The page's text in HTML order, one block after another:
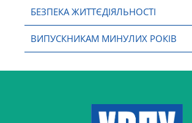
БЕЗПЕКА ЖИТТЄДІЯЛЬНОСТІ
ВИПУСКНИКАМ МИНУЛИХ РОКІВ